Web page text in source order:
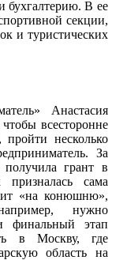
бухгалтерию. В ее
секции,
и туристических
Анастасия
всесторонне
пройти несколько
За
грант в
сама
«на конюшню»,
нужно
финальный этап
в Москву, где
область на